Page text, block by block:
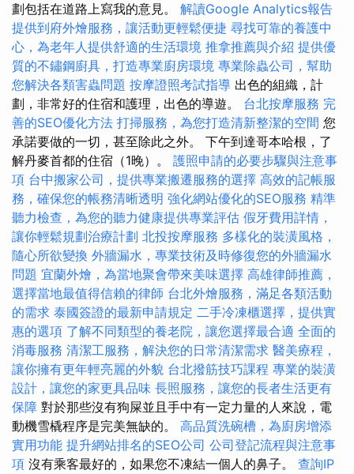
劃包括在道路上寫我的意見。 解讀Google Analytics報告
提供到府外燴服務，讓活動更輕鬆便捷 尋找可靠的養護中
心，為老年人提供舒適的生活環境 推拿推薦與介紹 提供優
質的不鏽鋼廚具，打造專業廚房環境 專業除蟲公司，幫助
您解決各類害蟲問題 按摩證照考試指導 出色的組織，計
劃，非常好的住宿和護理，出色的導遊。 台北按摩服務 完
善的SEO優化方法 打掃服務，為您打造清新整潔的空間 您
承諾要做的一切，甚至除此之外。 下午到達哥本哈根，了
解丹麥首都的住宿（1晚）。 護照申請的必要步驟與注意事
項 台中搬家公司，提供專業搬遷服務的選擇 高效的記帳服
務，確保您的帳務清晰透明 強化網站優化的SEO服務 精準
聽力檢查，為您的聽力健康提供專業評估 假牙費用詳情，
讓你輕鬆規劃治療計劃 北投按摩服務 多樣化的裝潢風格，
隨心所欲變換 外牆漏水，專業技術及時修復您的外牆漏水
問題 宜蘭外燴，為當地聚會帶來美味選擇 高雄律師推薦，
選擇當地最值得信賴的律師 台北外燴服務，滿足各類活動
的需求 泰國簽證的最新申請規定 二手冷凍櫃選擇，提供實
惠的選項 了解不同類型的養老院，讓您選擇最合適 全面的
消毒服務 清潔工服務，解決您的日常清潔需求 醫美療程，
讓你擁有更年輕亮麗的外貌 台北撥筋技巧課程 專業的裝潢
設計，讓您的家更具品味 長照服務，讓您的長者生活更有
保障 對於那些沒有狗屎並且手中有一定力量的人來說，電
動機雪橇程序是完美無缺的。 高品質洗碗槽，為廚房增添
實用功能 提升網站排名的SEO公司 公司登記流程與注意事
項 沒有乘客最好的，如果您不凍結一個人的鼻子。 查詢IP